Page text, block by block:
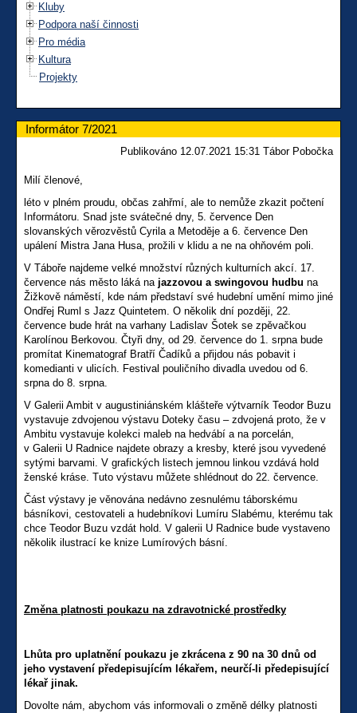
Kluby
Podpora naší činnosti
Pro média
Kultura
Projekty
Informátor 7/2021
Publikováno 12.07.2021 15:31 Tábor Pobočka
Milí členové,
léto v plném proudu, občas zahřmí, ale to nemůže zkazit počtení
Informátoru. Snad jste svátečné dny, 5. července Den
slovanských věrozvěstů Cyrila a Metoděje a 6. července Den
upálení Mistra Jana Husa, prožili v klidu a ne na ohňovém poli.
V Táboře najdeme velké množství různých kulturních akcí. 17.
července nás město láká na jazzovou a swingovou hudbu na
Žižkově náměstí, kde nám představí své hudební umění mimo jiné
Ondřej Ruml s Jazz Quintetem. O několik dní později, 22.
července bude hrát na varhany Ladislav Šotek se zpěvačkou
Karolínou Berkovou. Čtyři dny, od 29. července do 1. srpna bude
promítat Kinematograf Bratří Čadíků a přijdou nás pobavit i
komedianti v ulicích. Festival pouličního divadla uvedou od 6.
srpna do 8. srpna.
V Galerii Ambit v augustiniánském klášteře výtvarník Teodor Buzu
vystavuje zdvojenou výstavu Doteky času – zdvojená proto, že v
Ambitu vystavuje kolekci maleb na hedvábí a na porcelán,
v Galerii U Radnice najdete obrazy a kresby, které jsou vyvedené
sytými barvami. V grafických listech jemnou linkou vzdává hold
ženské kráse. Tuto výstavu můžete shlédnout do 22. července.
Část výstavy je věnována nedávno zesnulému táborskému
básníkovi, cestovateli a hudebníkovi Lumíru Slabému, kterému tak
chce Teodor Buzu vzdát hold. V galerii U Radnice bude vystaveno
několik ilustrací ke knize Lumírových básní.
Změna platnosti poukazu na zdravotnické prostředky
Lhůta pro uplatnění poukazu je zkrácena z 90 na 30 dnů od
jeho vystavení předepisujícím lékařem, neurčí-li předepisující
lékař jinak.
Dovolte nám, abychom vás informovali o změně délky platnosti